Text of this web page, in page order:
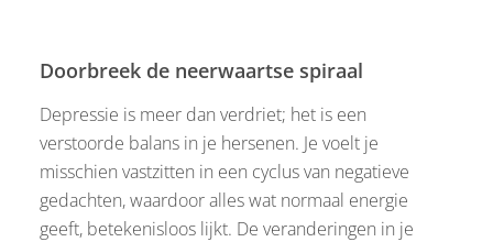
Doorbreek de neerwaartse spiraal
Depressie is meer dan verdriet; het is een
verstoorde balans in je hersenen. Je voelt je
misschien vastzitten in een cyclus van negatieve
gedachten, waardoor alles wat normaal energie
geeft, betekenisloos lijkt. De veranderingen in je